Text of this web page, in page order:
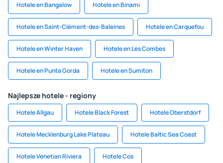
Hotele en Bangalow Hotele en Binami
Hotele en Saint-Clément-des-Baleines Hotele en Carquefou
Hotele en Winter Haven Hotele en Les Combes
Hotele en Punta Gorda Hotele en Sumiton
Najlepsze hotele - regiony
Hotele Allgau Hotele Black Forest Hotele Oberstdorf
Hotele Mecklenburg Lake Plateau Hotele Baltic Sea Coast
Hotele Venetian Riviera Hotele Cos